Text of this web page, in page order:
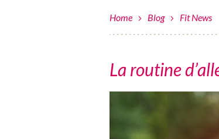
Home Blog Fit News
La routine